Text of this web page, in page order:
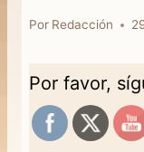
Por Redacción
Por favor,